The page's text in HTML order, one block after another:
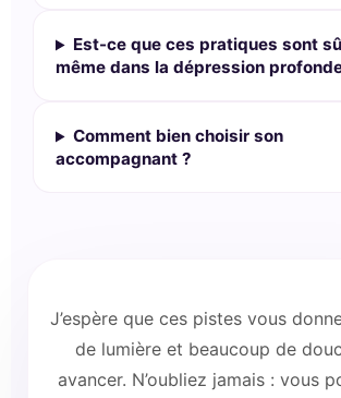
Est-ce que ces pratiques sont
même dans la dépression
Comment bien choisir son
accompagnant ?
J’espère que ces pistes vous
de lumière et beaucoup de
avancer. N’oubliez jamais : vous